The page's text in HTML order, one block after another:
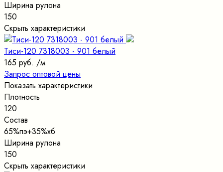
Ширина рулона
150
Скрыть характеристики
Тиси-120 7318003 - 901 белый
165 руб. /м
Запрос оптовой цены
Показать характеристики
Плотность
120
Состав
65%пэ+35%хб
Ширина рулона
150
Скрыть характеристики